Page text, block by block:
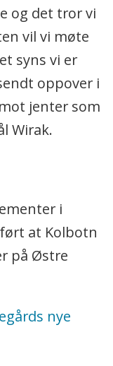
og det tror vi
vil vi møte
syns vi er
oppover i
jenter som
Wirak.
i
at Kolbotn
på Østre
nye